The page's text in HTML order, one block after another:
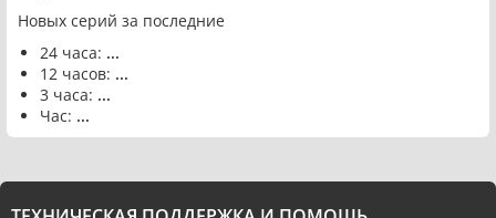
Новых серий за последние
24 часа: ...
12 часов: ...
3 часа: ...
Час: ...